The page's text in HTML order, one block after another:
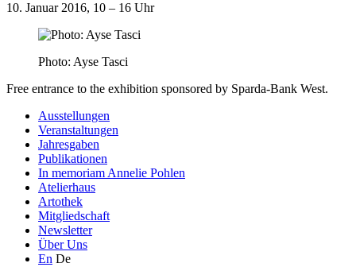
10. Januar 2016, 10 – 16 Uhr
Photo: Ayse Tasci
Free entrance to the exhibition sponsored by Sparda-Bank West.
Ausstellungen
Veranstaltungen
Jahresgaben
Publikationen
In memoriam Annelie Pohlen
Atelierhaus
Artothek
Mitgliedschaft
Newsletter
Über Uns
En De